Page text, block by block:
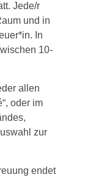
Jede/r
und in
In
10-
allen
oder im
zur
endet